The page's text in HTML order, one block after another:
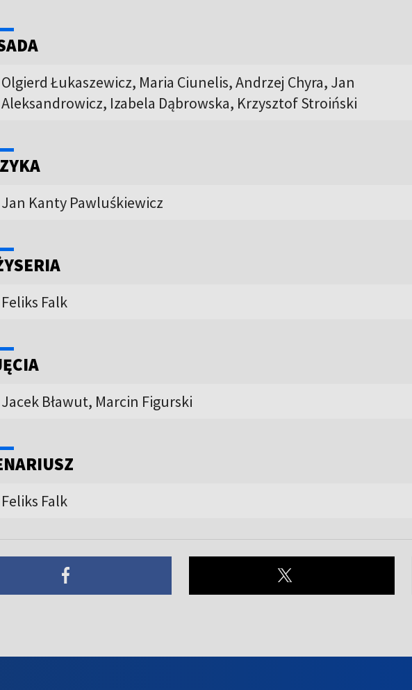
Olgierd Łukaszewicz, Maria Ciunelis, Andrzej Chyra, Jan
Aleksandrowicz, Izabela Dąbrowska, Krzysztof Stroiński
Jan Kanty Pawluśkiewicz
Feliks Falk
Jacek Bławut, Marcin Figurski
Feliks Falk